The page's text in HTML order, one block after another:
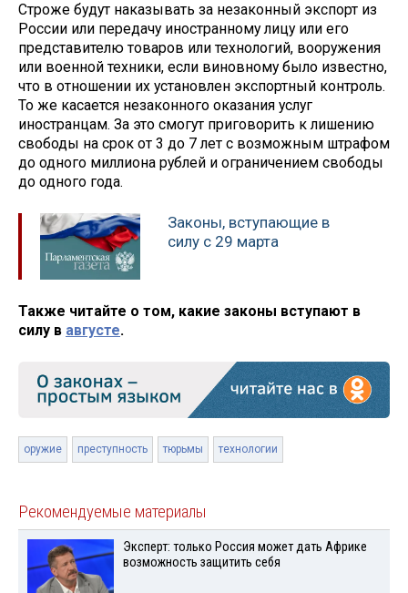
Строже будут наказывать за незаконный экспорт из
России или передачу иностранному лицу или его
представителю товаров или технологий, вооружения
или военной техники, если виновному было известно,
что в отношении их установлен экспортный контроль.
То же касается незаконного оказания услуг
иностранцам. За это смогут приговорить к лишению
свободы на срок от 3 до 7 лет с возможным штрафом
до одного миллиона рублей и ограничением свободы
до одного года.
Законы, вступающие в
силу с 29 марта
Также читайте о том, какие законы вступают в
силу в августе.
оружие преступность тюрьмы технологии
Рекомендуемые материалы
Эксперт: только Россия может дать Африке
возможность защитить себя